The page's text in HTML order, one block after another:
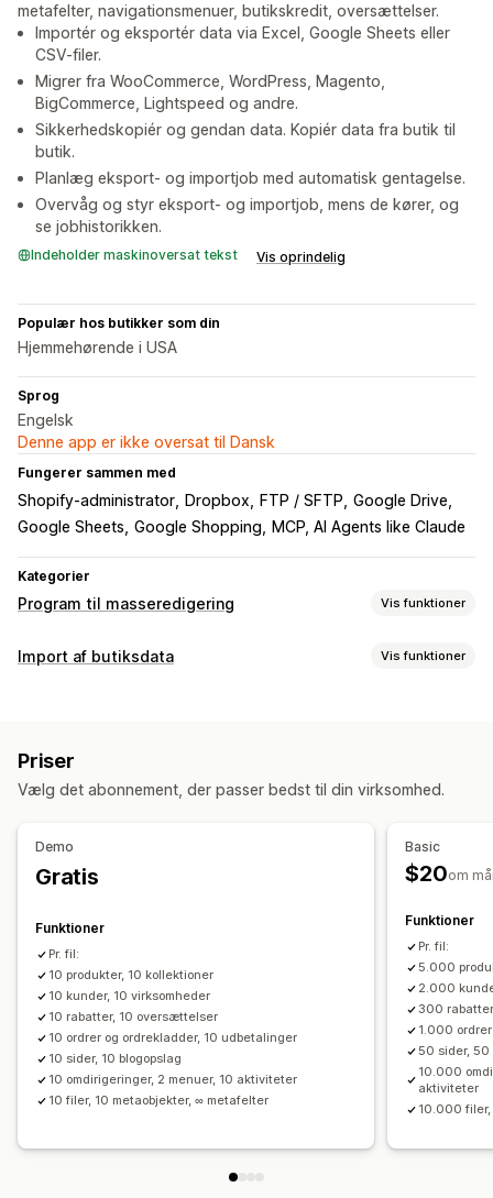
metafelter, navigationsmenuer, butikskredit, oversættelser.
Importér og eksportér data via Excel, Google Sheets eller
CSV-filer.
Migrer fra WooCommerce, WordPress, Magento,
BigCommerce, Lightspeed og andre.
Sikkerhedskopiér og gendan data. Kopiér data fra butik til
butik.
Planlæg eksport- og importjob med automatisk gentagelse.
Overvåg og styr eksport- og importjob, mens de kører, og
se jobhistorikken.
Indeholder maskinoversat tekst Vis oprindelig
Populær hos butikker som din
Hjemmehørende i USA
Sprog
Engelsk
Denne app er ikke oversat til Dansk
Fungerer sammen med
Shopify-administrator Dropbox FTP / SFTP Google Drive
Google Sheets Google Shopping MCP, AI Agents like Claude
Kategorier
Program til masseredigering Vis funktioner
Redigerbare ressourcer
Handlinger
Import og eksport af CSV
Datasynkronisering
Søgning og filtre
Import af butiksdata Vis funktioner
Ordresynkronisering
Produktsynkronisering Planlagt synkronisering
Understøttelse af store filer
Masseopdateringer
Kollektioner
Ordrer
Produkter Migrering
Priser
Vælg det abonnement, der passer bedst til din virksomhed.
Demo
Gratis
Funktioner
Pr. fil:
10 produkter, 10 kollektioner
10 kunder, 10 virksomheder
10 rabatter, 10 oversættelser
10 ordrer og ordrekladder, 10 udbetalinger
10 sider, 10 blogopslag
10 omdirigeringer, 2 menuer, 10 aktiviteter
10 filer, 10 metaobjekter, ∞ metafelter
Basic
$20om
Funktioner
Pr. fil:
5.000
2.000
300
1.000
50 sider, 50
10.000
aktiviteter
10.000